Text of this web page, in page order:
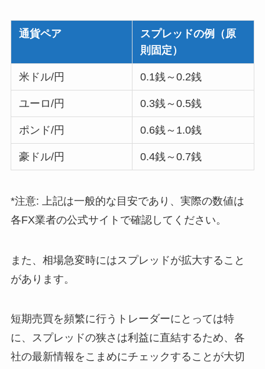
通貨ペア
スプレッドの例（原
則固定）
米ドル/円 0.1銭～0.2銭
ユーロ/円 0.3銭～0.5銭
ポンド/円 0.6銭～1.0銭
豪ドル/円 0.4銭～0.7銭
*注意: 上記は一般的な目安であり、実際の数値は
各FX業者の公式サイトで確認してください。
また、相場急変時にはスプレッドが拡大すること
があります。
短期売買を頻繁に行うトレーダーにとっては特
に、スプレッドの狭さは利益に直結するため、各
社の最新情報をこまめにチェックすることが大切